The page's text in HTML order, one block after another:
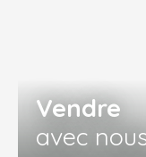
Vendre
avec